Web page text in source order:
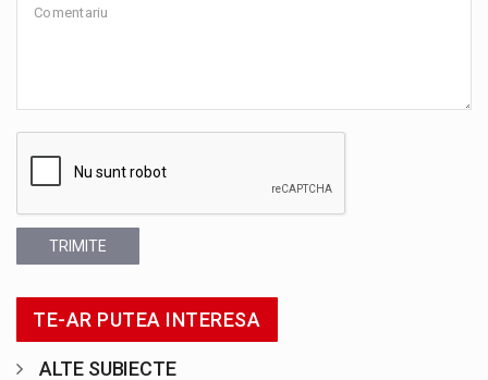
TRIMITE
TE-AR PUTEA INTERESA
ALTE SUBIECTE